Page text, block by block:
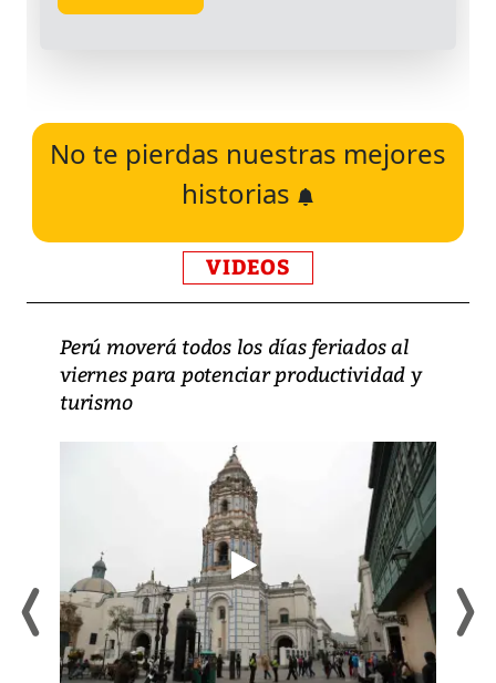
No te pierdas nuestras mejores
historias
VIDEOS
Perú moverá todos los días feriados al
viernes para potenciar productividad y
turismo